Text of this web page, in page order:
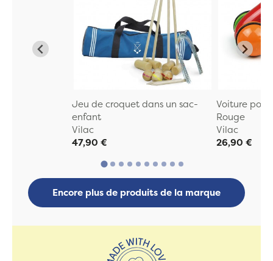
Jeu de croquet dans un sac-
enfant
Vilac
47,90 €
Voiture
Rouge
Vilac
26,90 €
Encore plus de produits de la marque